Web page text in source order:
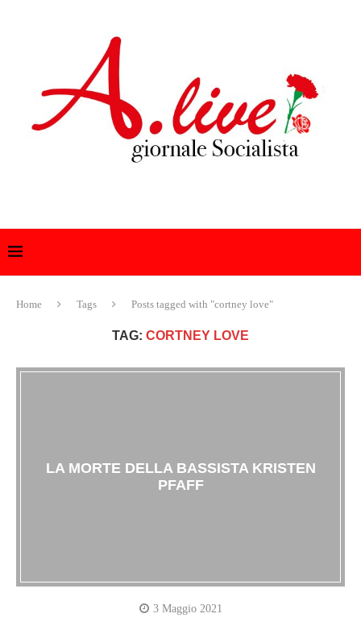
Home Tags Posts tagged with "cortney love"
TAG: CORTNEY LOVE
LA MORTE DELLA BASSISTA KRISTEN
PFAFF
3 Maggio 2021